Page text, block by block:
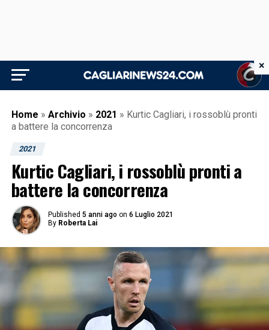
Home » Archivio » 2021 » Kurtic Cagliari, i rossoblù pronti
a battere la concorrenza
2021
Kurtic Cagliari, i rossoblù pronti a
battere la concorrenza
Published 5 anni ago on 6 Luglio 2021
By Roberta Lai
×